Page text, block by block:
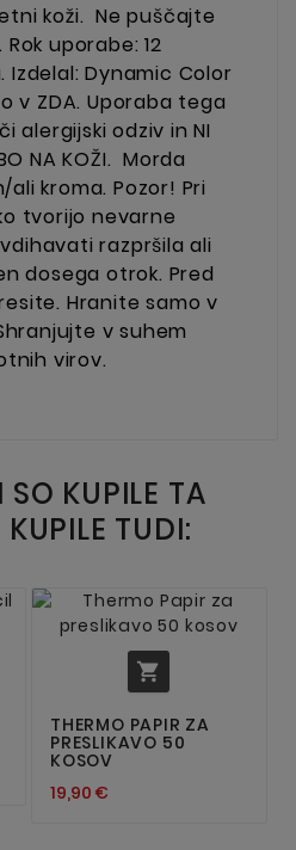
koži. Ne puščajte
uporabe: 12
Dynamic Color
v ZDA. Uporaba tega
alergijski odziv in NI
NA KOŽI. Morda
kroma. Pozor! Pri
tvorijo nevarne
razpršila ali
dosega otrok. Pred
Hranite samo v
v suhem
virov.
SO KUPILE TA
KUPILE TUDI:

THERMO PAPIR ZA
PRESLIKAVO 50
KOSOV
19,90 €